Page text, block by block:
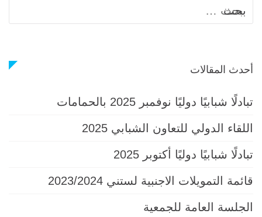
أحدث المقالات
تبادلًا شبابيًا دوليًا نوفمبر 2025 بالحمامات
اللقاء الدولي للتعاون الشبابي 2025
تبادلًا شبابيًا دوليًا أكتوبر 2025
قائمة التمويلات الاجنبية لستني 2023/2024
الجلسة العامة للجمعية